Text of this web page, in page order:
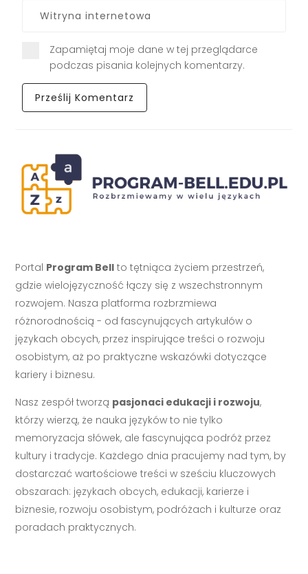
Zapamiętaj moje dane w tej przeglądarce
podczas pisania kolejnych komentarzy.
Portal Program Bell to tętniąca życiem przestrzeń,
gdzie wielojęzyczność łączy się z wszechstronnym
rozwojem. Nasza platforma rozbrzmiewa
różnorodnością - od fascynujących artykułów o
językach obcych, przez inspirujące treści o rozwoju
osobistym, aż po praktyczne wskazówki dotyczące
kariery i biznesu.
Nasz zespół tworzą pasjonaci edukacji i rozwoju,
którzy wierzą, że nauka języków to nie tylko
memoryzacja słówek, ale fascynująca podróż przez
kultury i tradycje. Każdego dnia pracujemy nad tym, by
dostarczać wartościowe treści w sześciu kluczowych
obszarach: językach obcych, edukacji, karierze i
biznesie, rozwoju osobistym, podróżach i kulturze oraz
poradach praktycznych.